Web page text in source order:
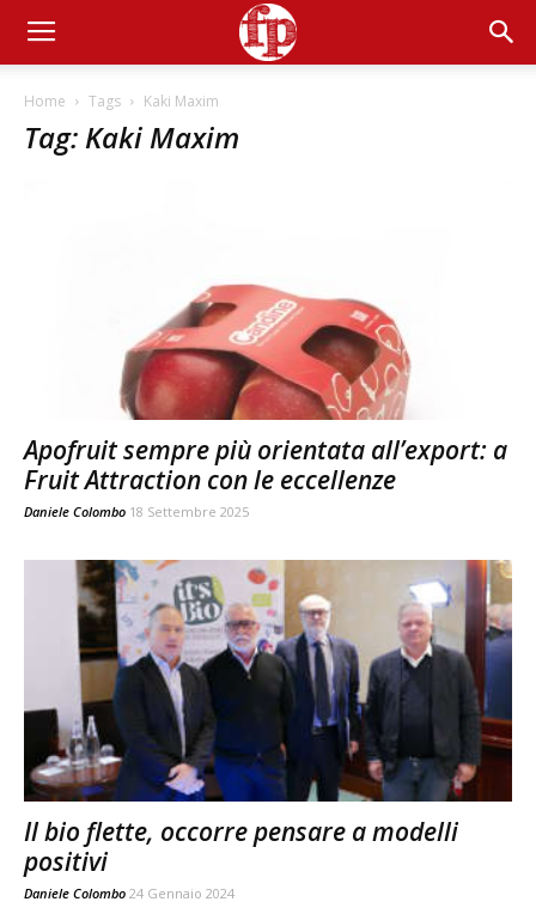
Home Tags Kaki Maxim
Tag: Kaki Maxim
Apofruit sempre più orientata all’export: a
Fruit Attraction con le eccellenze
Daniele Colombo 18 Settembre 2025
Il bio flette, occorre pensare a modelli
positivi
Daniele Colombo 24 Gennaio 2024